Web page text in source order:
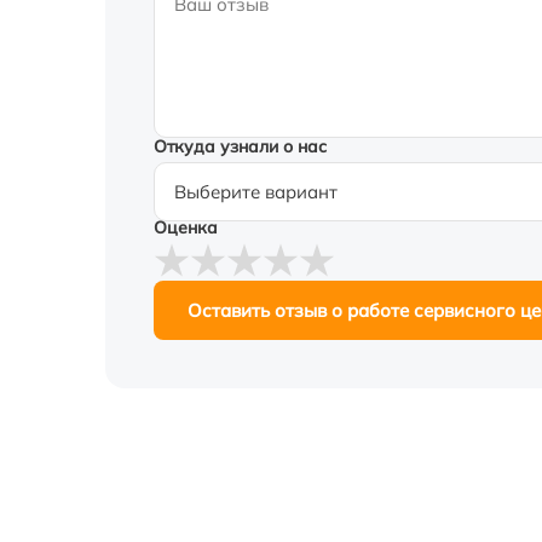
Откуда узнали о нас
Оценка
Оставить отзыв о работе сервисного